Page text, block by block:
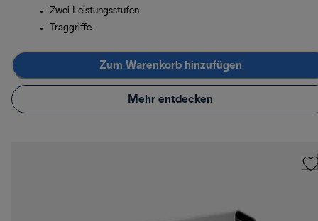
Zwei Leistungsstufen
Traggriffe
Zum Warenkorb hinzufügen
Mehr entdecken